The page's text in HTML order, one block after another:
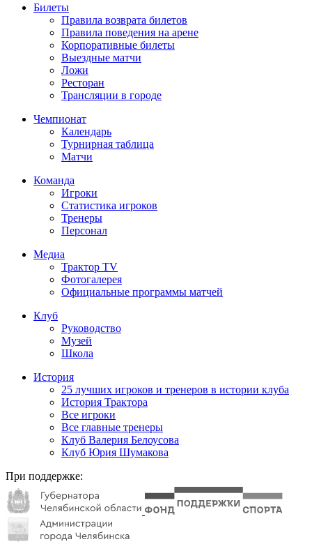
Билеты
Правила возврата билетов
Правила поведения на арене
Корпоративные билеты
Выездные матчи
Ложи
Ресторан
Трансляции в городе
Чемпионат
Календарь
Турнирная таблица
Матчи
Команда
Игроки
Статистика игроков
Тренеры
Персонал
Медиа
Трактор TV
Фотогалерея
Официальные программы матчей
Клуб
Руководство
Музей
Школа
История
25 лучших игроков и тренеров в истории клуба
История Трактора
Все игроки
Все главные тренеры
Клуб Валерия Белоусова
Клуб Юрия Шумакова
При поддержке: